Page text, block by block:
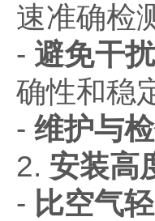
速准确检
- 避免干
确性和稳
- 维护与
2. 安装高
- 比空气